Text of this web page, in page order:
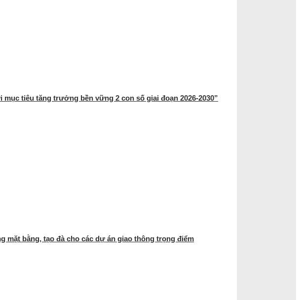
tiêu tăng trưởng bền vững 2 con số giai đoạn 2026-2030”
mặt bằng, tạo đà cho các dự án giao thông trọng điểm